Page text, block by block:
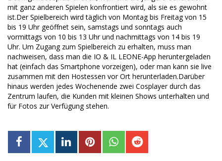
mit ganz anderen Spielen konfrontiert wird, als sie es gewohnt
ist.Der Spielbereich wird täglich von Montag bis Freitag von 15
bis 19 Uhr geöffnet sein, samstags und sonntags auch
vormittags von 10 bis 13 Uhr und nachmittags von 14 bis 19
Uhr. Um Zugang zum Spielbereich zu erhalten, muss man
nachweisen, dass man die IO & IL LEONE-App heruntergeladen
hat (einfach das Smartphone vorzeigen), oder man kann sie live
zusammen mit den Hostessen vor Ort herunterladen.Darüber
hinaus werden jedes Wochenende zwei Cosplayer durch das
Zentrum laufen, die Kunden mit kleinen Shows unterhalten und
für Fotos zur Verfügung stehen.